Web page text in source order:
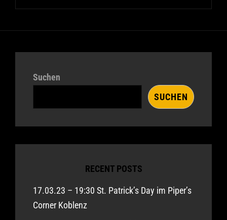
Suchen
SUCHEN
RECENT POSTS
17.03.23 – 19:30 St. Patrick’s Day im Piper’s
Corner Koblenz